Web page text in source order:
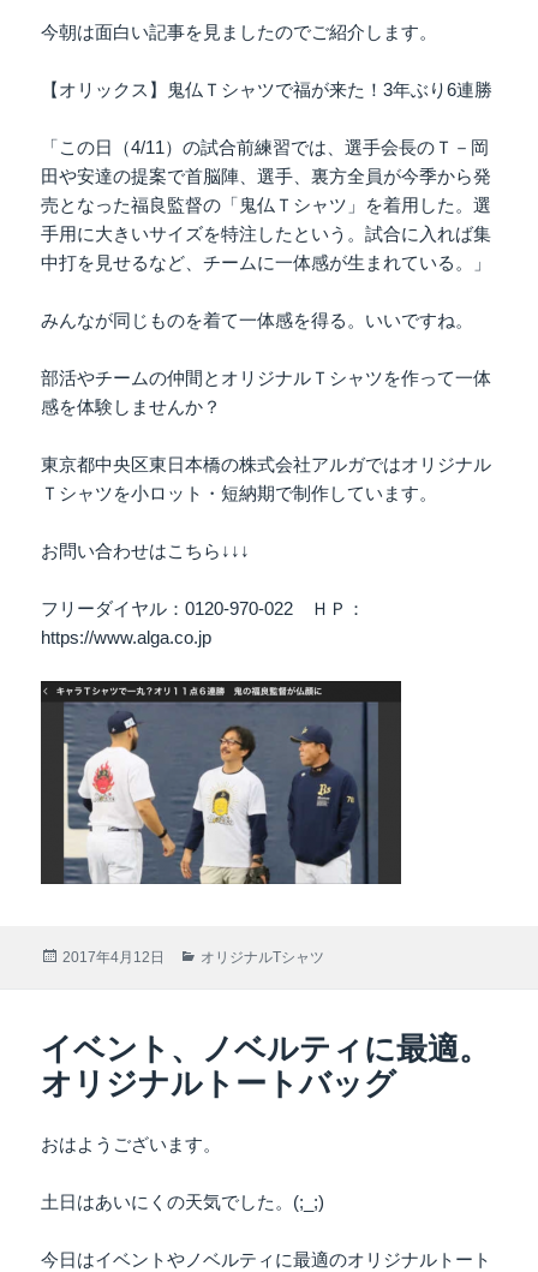
今朝は面白い記事を見ましたのでご紹介します。
【オリックス】鬼仏Ｔシャツで福が来た！3年ぶり6連勝
「この日（4/11）の試合前練習では、選手会長のＴ－岡
田や安達の提案で首脳陣、選手、裏方全員が今季から発
売となった福良監督の「鬼仏Ｔシャツ」を着用した。選
手用に大きいサイズを特注したという。試合に入れば集
中打を見せるなど、チームに一体感が生まれている。」
みんなが同じものを着て一体感を得る。いいですね。
部活やチームの仲間とオリジナルＴシャツを作って一体
感を体験しませんか？
東京都中央区東日本橋の株式会社アルガではオリジナル
Ｔシャツを小ロット・短納期で制作しています。
お問い合わせはこちら↓↓↓
フリーダイヤル：0120-970-022 ＨＰ：
https://www.alga.co.jp
投
2017年4月12日
カ
オリジナルTシャツ
イベント、ノベルティに最適。
オリジナルトートバッグ
おはようございます。
土日はあいにくの天気でした。(;_;)
今日はイベントやノベルティに最適のオリジナルトート